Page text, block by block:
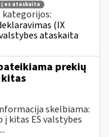
es ataskaita
kategorijos:
(IX
ataskaita
prekių
skelbiama:
kitas ES valstybes